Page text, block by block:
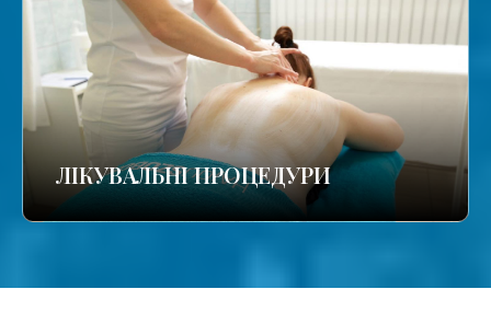
ЛІКУВАЛЬНІ ПРОЦЕДУРИ